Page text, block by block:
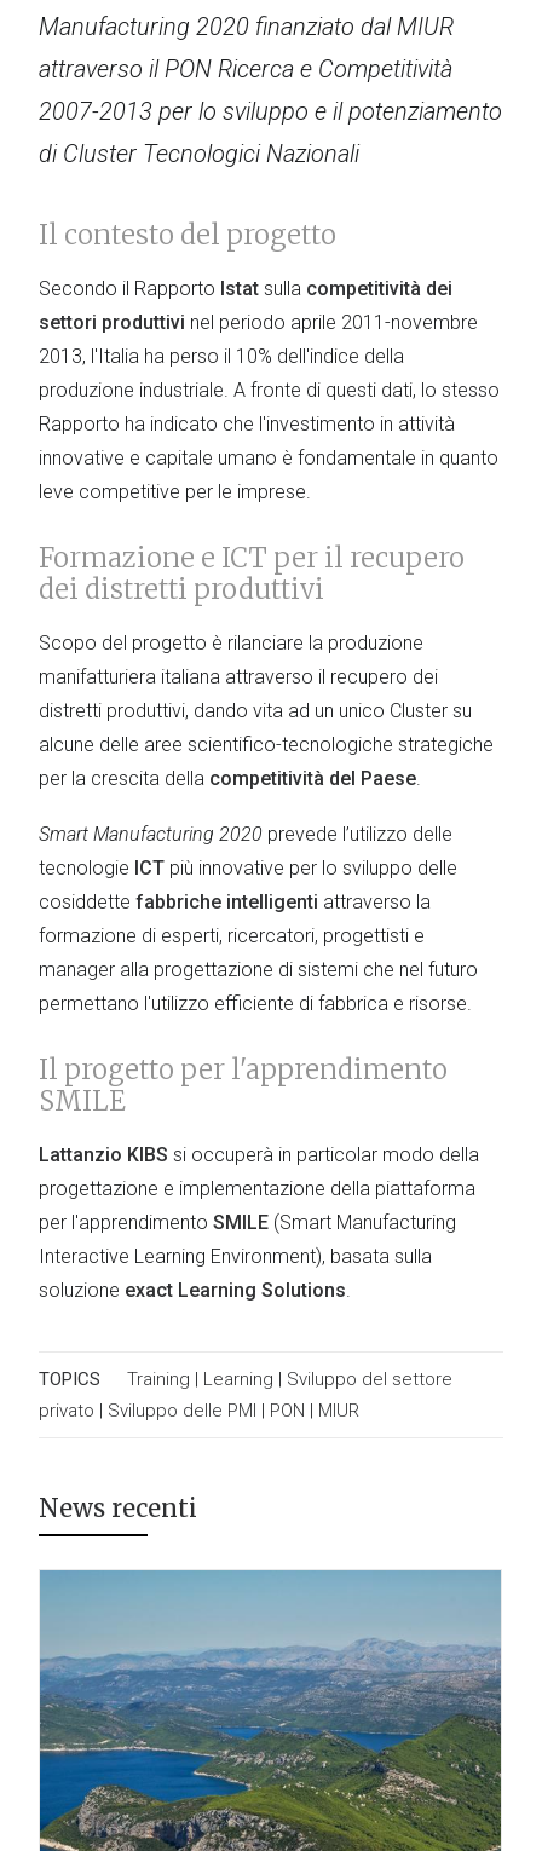
Manufacturing 2020 finanziato dal MIUR
attraverso il PON Ricerca e Competitività
2007-2013 per lo sviluppo e il potenziamento
di Cluster Tecnologici Nazionali
Il contesto del progetto
Secondo il Rapporto Istat sulla competitività dei
settori produttivi nel periodo aprile 2011-novembre
2013, l'Italia ha perso il 10% dell'indice della
produzione industriale. A fronte di questi dati, lo stesso
Rapporto ha indicato che l'investimento in attività
innovative e capitale umano è fondamentale in quanto
leve competitive per le imprese.
Formazione e ICT per il recupero
dei distretti produttivi
Scopo del progetto è rilanciare la produzione
manifatturiera italiana attraverso il recupero dei
distretti produttivi, dando vita ad un unico Cluster su
alcune delle aree scientifico-tecnologiche strategiche
per la crescita della competitività del Paese.
Smart Manufacturing 2020 prevede l’utilizzo delle
tecnologie ICT più innovative per lo sviluppo delle
cosiddette fabbriche intelligenti attraverso la
formazione di esperti, ricercatori, progettisti e
manager alla progettazione di sistemi che nel futuro
permettano l'utilizzo efficiente di fabbrica e risorse.
Il progetto per l'apprendimento
SMILE
Lattanzio KIBS si occuperà in particolar modo della
progettazione e implementazione della piattaforma
per l'apprendimento SMILE (Smart Manufacturing
Interactive Learning Environment), basata sulla
soluzione exact Learning Solutions.
TOPICS Training | Learning | Sviluppo del settore
privato | Sviluppo delle PMI | PON | MIUR
News recenti